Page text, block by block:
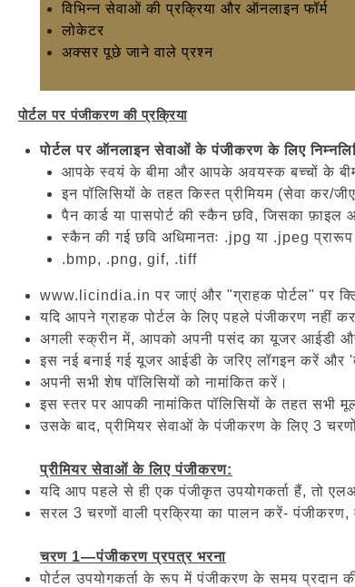
विभिन्न सेवाओं की प्रक्रिया और ऑनलाइन फॉर्म
लोकेटर
अक्सर पूछे जाने वाले प्रश्न
पोर्टल पर पंजीकरण की प्रक्रिया
पोर्टल पर ऑनलाइन सेवाओं के पंजीकरण के लिए
आपके स्वयं के बीमा और आपके अवयस्क बच्चों के
इन पॉलिसियों के तहत किस्त प्रीमियम (सेवा कर/
पैन कार्ड या पासपोर्ट की स्कैन छवि, जिसका
स्कैन की गई छवि अधिमानतः .jpg या .jpeg प्रारूप
.bmp, .png, gif, .tiff
www.licindia.in पर जाएं और "ग्राहक पोर्टल" पर
यदि आपने ग्राहक पोर्टल के लिए पहले पंजीकरण नहीं
अगली स्क्रीन में, आपको अपनी पसंद का यूजर आईडी और
इस नई बनाई गई यूजर आईडी के जरिए लॉगइन करें और
अपनी सभी शेष पॉलिसियों को नामांकित करें।
इस स्तर पर आपकी नामांकित पॉलिसियों के तहत सभी
उसके बाद, प्रीमियर सेवाओं के पंजीकरण के लिए 3 चरणों
प्रीमियर सेवाओं के लिए पंजीकरण:
यदि आप पहले से ही एक पंजीकृत उपयोगकर्ता हैं, तो
सरल 3 चरणों वाली प्रक्रिया का पालन करें-
चरण 1—पंजीकरण प्रपत्र भरना
पोर्टल उपयोगकर्ता के रूप में पंजीकरण के समय प्रदान